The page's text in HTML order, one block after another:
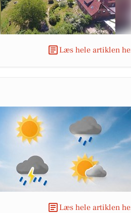
Læs hele artiklen
Læs hele artiklen